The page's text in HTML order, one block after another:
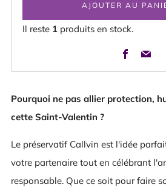
AJOUTER AU
Il reste 1 produits en stock.
Pourquoi ne pas allier protection,
cette Saint-Valentin ?
Le préservatif Callvin est l'idée
votre partenaire tout en célébrant
responsable. Que ce soit pour faire